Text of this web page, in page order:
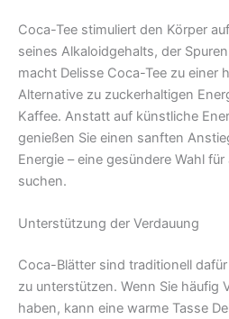
Coca-Tee stimuliert den Körper
seines Alkaloidgehalts, der
macht Delisse Coca-Tee zu einer
Alternative zu zuckerhaltigen
Kaffee. Anstatt auf künstliche
genießen Sie einen sanften
Energie – eine gesündere Wahl
suchen.
Unterstützung der Verdauung
Coca-Blätter sind traditionell
zu unterstützen. Wenn Sie häufig
haben, kann eine warme Tasse